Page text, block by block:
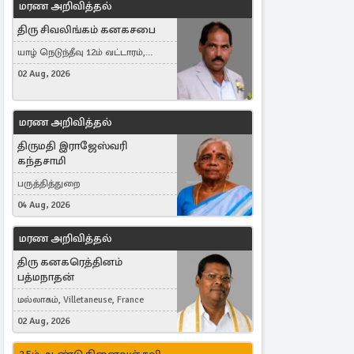
மரண அறிவித்தல்
திரு சிவலிங்கம் கனகசபை
யாழ் நெடுந்தீவு 12ம் வட்டாரம்,
Jaffna, நயினாதீவு, London, United
02 Aug, 2026
மரண அறிவித்தல்
திருமதி இராஜேஸ்வரி
கந்தசாமி
பருத்தித்துறை
04 Aug, 2026
மரண அறிவித்தல்
திரு கனகரெத்தினம்
பத்மநாதன்
மல்லாகம், Villetaneuse, France
02 Aug, 2026